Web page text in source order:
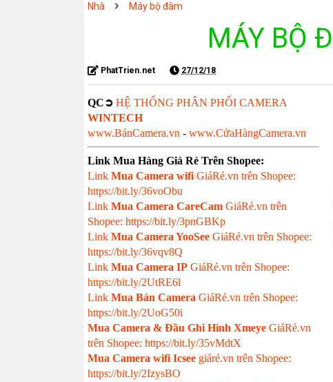
Nhà Máy bộ đàm
MÁY BỘ
PhatTrien.net 27/12/18
QC➲ HỆ THỐNG PHÂN PHỐI CAMERA
WINTECH
www.BánCamera.vn - www.CửaHàngCamera.vn
Link Mua Hàng Giá Rẻ Trên Shopee:
Link Mua Camera wifi GiáRẻ.vn trên Shopee:
https://bit.ly/36voObu
Link Mua Camera CareCam GiáRẻ.vn trên
Shopee: https://bit.ly/3pnGBKp
Link Mua Camera YooSee GiáRẻ.vn trên Shopee:
https://bit.ly/36vqv8Q
Link Mua Camera IP GiáRẻ.vn trên Shopee:
https://bit.ly/2UtRE6l
Link Mua Bán Camera GiáRẻ.vn trên Shopee:
https://bit.ly/2UoG50i
Mua Camera & Đầu Ghi Hình Xmeye GiáRẻ.vn
trên Shopee: https://bit.ly/35vMdtX
Mua Camera wifi Icsee giárẻ.vn trên Shopee:
https://bit.ly/2IzysBO